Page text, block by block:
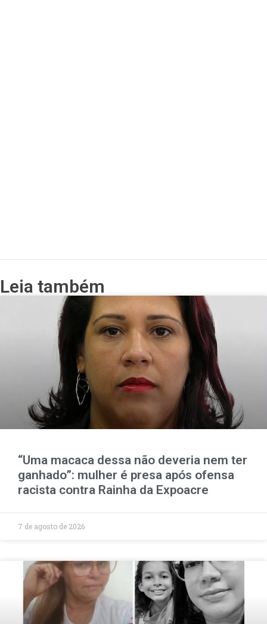
Leia também
“Uma macaca dessa não deveria nem ter
ganhado”: mulher é presa após ofensa
racista contra Rainha da Expoacre
7 de agosto de 2026